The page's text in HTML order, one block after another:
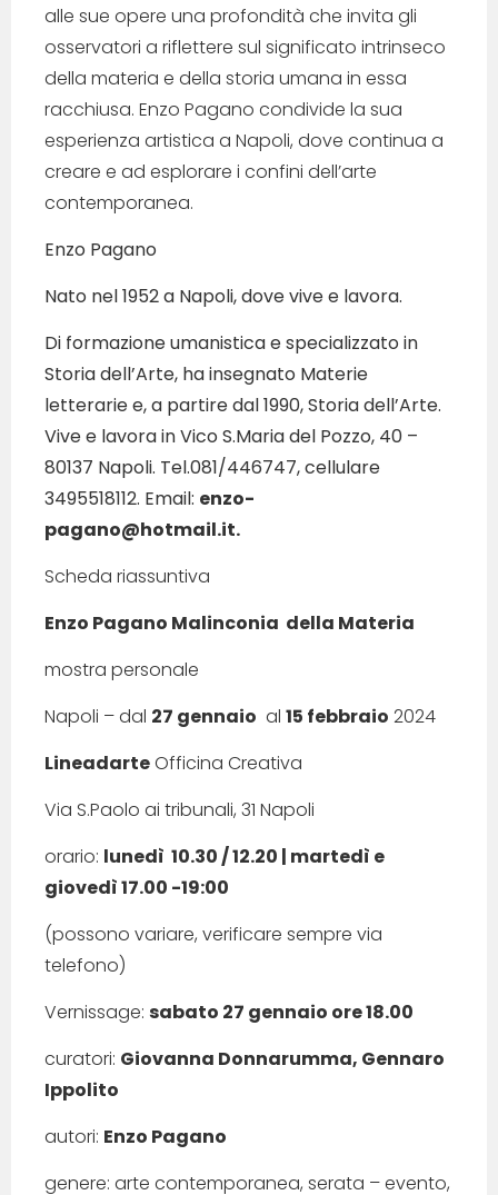
alle sue opere una profondità che invita gli
osservatori a riflettere sul significato intrinseco
della materia e della storia umana in essa
racchiusa. Enzo Pagano condivide la sua
esperienza artistica a Napoli, dove continua a
creare e ad esplorare i confini dell’arte
contemporanea.
Enzo Pagano
Nato nel 1952 a Napoli, dove vive e lavora.
Di formazione umanistica e specializzato in
Storia dell’Arte, ha insegnato Materie
letterarie e, a partire dal 1990, Storia dell’Arte.
Vive e lavora in Vico S.Maria del Pozzo, 40 –
80137 Napoli. Tel.081/446747, cellulare
3495518112. Email: enzo-
pagano@hotmail.it.
Scheda riassuntiva
Enzo Pagano Malinconia della Materia
mostra personale
Napoli – dal 27 gennaio al 15 febbraio 2024
LineadarteOfficina Creativa
Via S.Paolo ai tribunali, 31 Napoli
orario: lunedì 10.30 / 12.20 | martedì e
giovedì 17.00 -19:00
(possono variare, verificare sempre via
telefono)
Vernissage: sabato 27 gennaio ore 18.00
curatori: Giovanna Donnarumma, Gennaro
Ippolito
autori: Enzo Pagano
genere: arte contemporanea, serata – evento,